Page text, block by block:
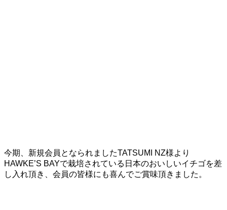
今期、新規会員となられましたTATSUMI NZ様より
HAWKE’S BAYで栽培されている日本のおいしいイチゴを差
し入れ頂き、会員の皆様にも喜んでご賞味頂きました。